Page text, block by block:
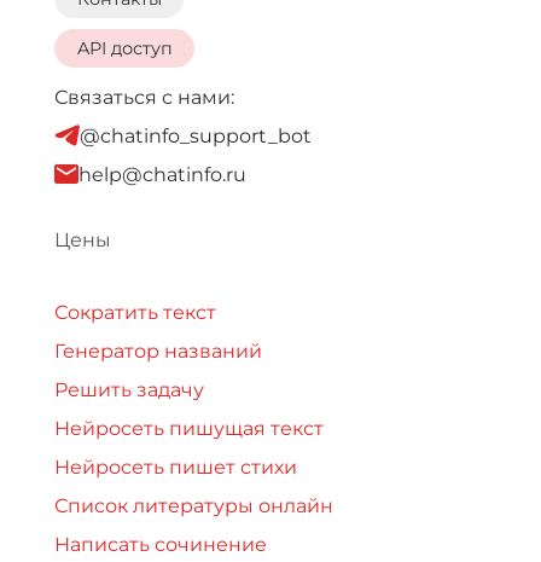
API доступ
Связаться с нами:
@chatinfo_support_bot
help@chatinfo.ru
Цены
Сократить текст
Генератор названий
Решить задачу
Нейросеть пишущая текст
Нейросеть пишет стихи
Список литературы онлайн
Написать сочинение